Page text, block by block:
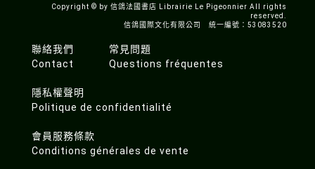
Copyright © by 信鴿法國書店 Librairie Le Pigeonnier All rights
reserved.
信鴿國際文化有限公司 統一編號：53083520
聯絡我們
Contact
常見問題
Questions fréquentes
隱私權聲明
Politique de confidentialité
會員服務條款
Conditions générales de vente